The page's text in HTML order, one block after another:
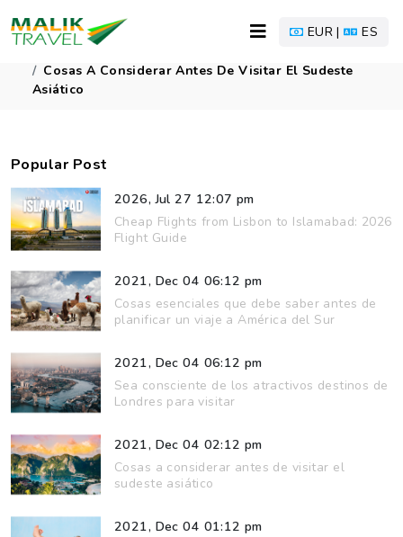
EUR |
ES
Cosas A Considerar Antes De Visitar El Sudeste
Asiático
Popular Post
2026, Jul 27 12:07 pm
Cheap Flights from Lisbon to Islamabad: 2026
Flight Guide
2021, Dec 04 06:12 pm
Cosas esenciales que debe saber antes de
planificar un viaje a América del Sur
2021, Dec 04 06:12 pm
Sea consciente de los atractivos destinos de
Londres para visitar
2021, Dec 04 02:12 pm
Cosas a considerar antes de visitar el
sudeste asiático
2021, Dec 04 01:12 pm